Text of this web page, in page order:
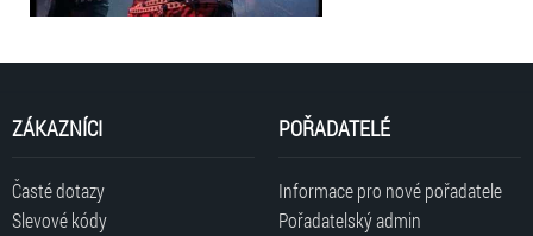
ZÁKAZNÍCI
Časté dotazy
Slevové kódy
POŘADATELÉ
Informace pro nové pořadatele
Pořadatelský admin